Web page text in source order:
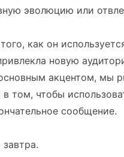
эволюцию или
как он
новую
акцентом, мы
том, чтобы
сообщение.